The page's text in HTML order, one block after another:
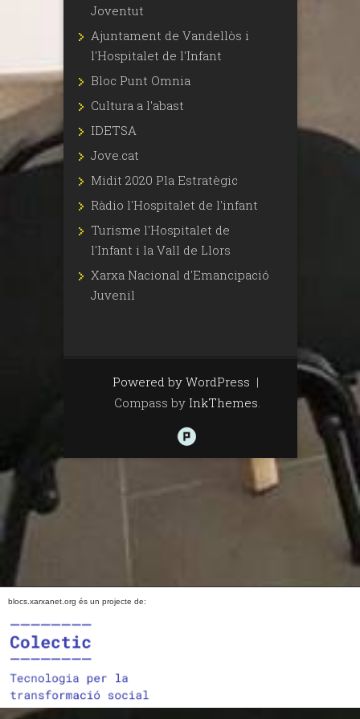
Joventut
Ajuntament de Vandellòs i
l'Hospitalet de l'Infant
Bloc Punt Omnia
Cultura a l'abast
IDETSA
Jove.cat
Midit 2020 Pla Estratègic
Ràdio l'Hospitalet de l'infant
Turisme l'Hospitalet de
l'Infant i la Vall de Llors
Xarxa Nacional d'Emancipació
Juvenil
Powered by WordPress |
Compass by InkThemes.
blocs.xarxanet.org és un projecte de: